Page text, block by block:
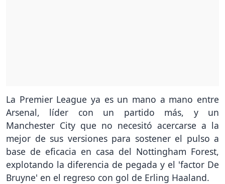
La Premier League ya es un mano a mano entre
Arsenal, líder con un partido más, y un
Manchester City que no necesitó acercarse a la
mejor de sus versiones para sostener el pulso a
base de eficacia en casa del Nottingham Forest,
explotando la diferencia de pegada y el 'factor De
Bruyne' en el regreso con gol de Erling Haaland.